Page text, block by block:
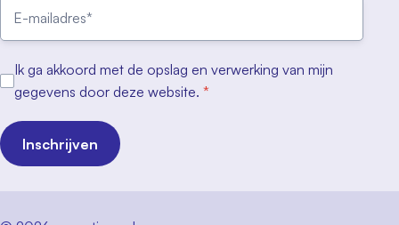
Ik ga akkoord met de opslag en verwerking van mijn
gegevens door deze website. *
Inschrijven